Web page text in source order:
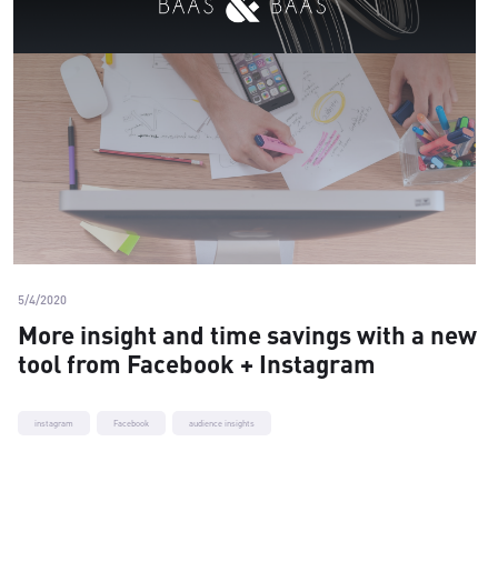
instagram Facebook audience insights
5/4/2020
More insight and time savings with a new
tool from Facebook + Instagram